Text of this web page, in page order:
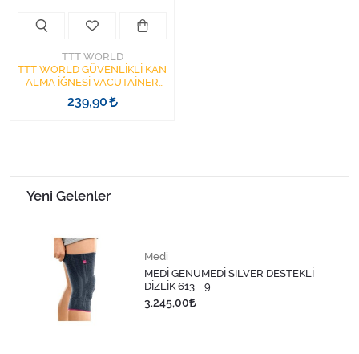
Ortopedi Ürünleri
Ortopedi Ürünleri
Sarf Malzemeleri
Tıbbi Tekstil Ürünleri
Varis Çorapları
TTT WORLD
TTT WORLD GÜVENLİKLİ KAN
ALMA İĞNESİ VACUTAİNER
21G (0.8x38mm)
1KUTU=100ADET
239,90
Yeni Gelenler
Medi
MEDİ GENUMEDİ SILVER DESTEKLİ
DİZLİK 613 - 9
3.245,00